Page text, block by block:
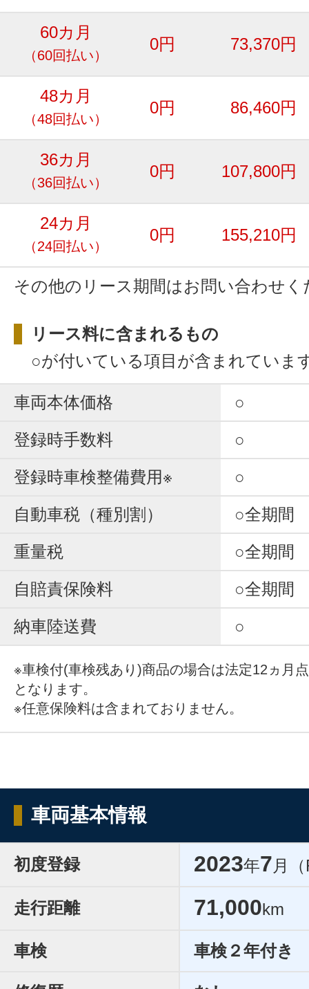
60カ月
（60回払い）
0円 73,370円
48カ月
（48回払い）
0円 86,460円
36カ月
（36回払い）
0円 107,800円
24カ月
（24回払い）
0円 155,210円
その他のリース期間はお問い合わせく
リース料に含まれるもの
○が付いている項目が含まれていま
車両本体価格
○
登録時手数料
○
登録時車検整備費用※
○
自動車税（種別割）
○全期間
重量税
○全期間
自賠責保険料
○全期間
納車陸送費
○
※車検付(車検残あり)商品の場合は法定12ヵ月
となります。
※任意保険料は含まれておりません。
車両基本情報
初度登録 2023年7 月
走行距離 71,000km
車検 車検２年付き